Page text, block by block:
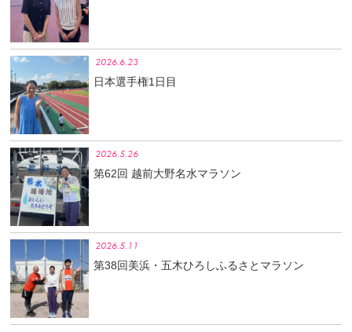
2026.6.23
日本選手権1日目
2026.5.26
第62回 越前大野名水マラソン
2026.5.11
第38回美浜・五木ひろしふるさとマラソン